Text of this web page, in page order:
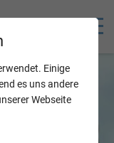
Einige
es uns andere
Webseite